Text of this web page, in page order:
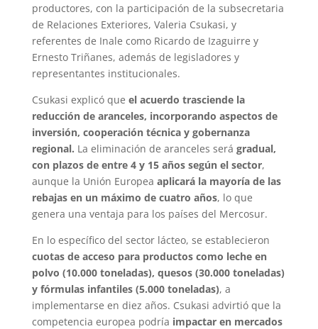
productores, con la participación de la subsecretaria
de Relaciones Exteriores, Valeria Csukasi, y
referentes de Inale como Ricardo de Izaguirre y
Ernesto Triñanes, además de legisladores y
representantes institucionales.
Csukasi explicó que el acuerdo trasciende la
reducción de aranceles, incorporando aspectos de
inversión, cooperación técnica y gobernanza
regional. La eliminación de aranceles será gradual,
con plazos de entre 4 y 15 años según el sector,
aunque la Unión Europea aplicará la mayoría de las
rebajas en un máximo de cuatro años, lo que
genera una ventaja para los países del Mercosur.
En lo específico del sector lácteo, se establecieron
cuotas de acceso para productos como leche en
polvo (10.000 toneladas), quesos (30.000 toneladas)
y fórmulas infantiles (5.000 toneladas), a
implementarse en diez años. Csukasi advirtió que la
competencia europea podría impactar en mercados